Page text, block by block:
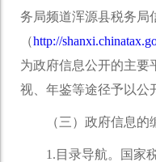
务局频道浑源县税务局
（http://
为政府信息公开的主要
视、年鉴等途径予以公
（三）政府信息的
1.目录导航。国家